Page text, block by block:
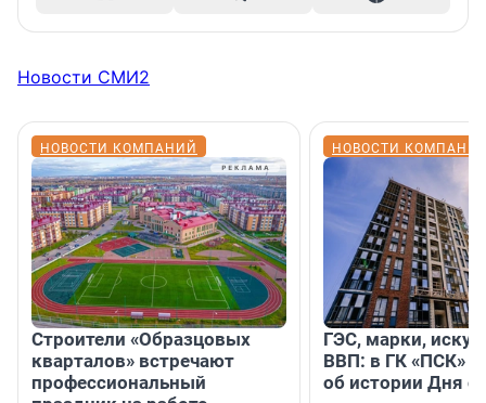
Новости СМИ2
НОВОСТИ КОМПАНИЙ
Строители «Образцовых
кварталов» встречают
профессиональный
НОВОСТИ
ГЭС, марки,
ВВП: в ГК «ПСК»
об истории Дня